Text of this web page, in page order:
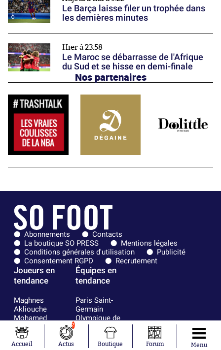
Le Barça laisse filer un trophée dans
les dernières minutes
Hier à 23:58
Le Maroc se débarrasse de l'Afrique
du Sud et se hisse en demi-finale
Nos partenaires
Abonnements
Contacts
La boutique SO PRESS
Mentions légales
Conditions générales d'utilisation
Publicité
Consentement RGPD
Recrutement
Joueurs en
tendance
Maghnes
Akliouche
Mohamed
Salah
Lionel Messi
Ferrán Torres
Équipes en
tendance
Paris Saint-
Germain
Olympique de
Marseille
Real Madrid
Accueil
2
Actus Boutique Forum Menu